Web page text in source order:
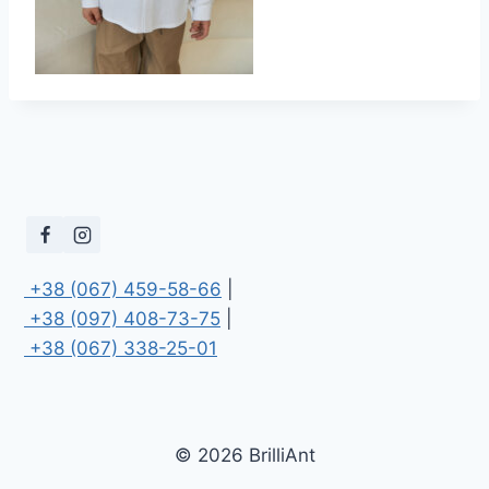
+38 (067) 459-58-66
+38 (097) 408-73-75
+38 (067) 338-25-01
© 2026 BrilliAnt